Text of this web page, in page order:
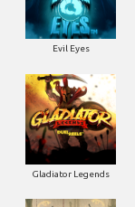
Evil Eyes
Gladiator Legends